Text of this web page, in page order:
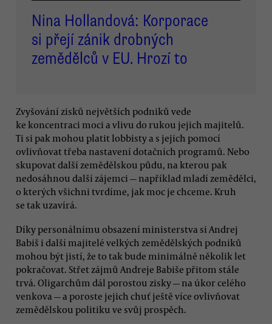
Nina Hollandová: Korporace
si přejí zánik drobných
zemědělců v EU. Hrozí to
Zvyšování zisků největších podniků vede
ke koncentraci moci a vlivu do rukou jejich majitelů.
Ti si pak mohou platit lobbisty a s jejich pomocí
ovlivňovat třeba nastavení dotačních programů. Nebo
skupovat další zemědělskou půdu, na kterou pak
nedosáhnou další zájemci — například mladí zemědělci,
o kterých všichni tvrdíme, jak moc je chceme. Kruh
se tak uzavírá.
Díky personálnímu obsazení ministerstva si Andrej
Babiš i další majitelé velkých zemědělských podniků
mohou být jistí, že to tak bude minimálně několik let
pokračovat. Střet zájmů Andreje Babiše přitom stále
trvá. Oligarchům dál porostou zisky — na úkor celého
venkova — a poroste jejich chuť ještě více ovlivňovat
zemědělskou politiku ve svůj prospěch.